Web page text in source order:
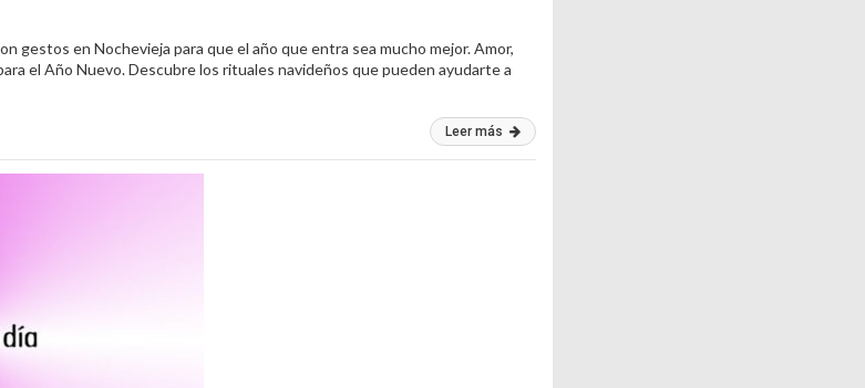
gestos en Nochevieja para que el año que entra sea mucho mejor. Amor,
el Año Nuevo. Descubre los rituales navideños que pueden ayudarte a
Leer más